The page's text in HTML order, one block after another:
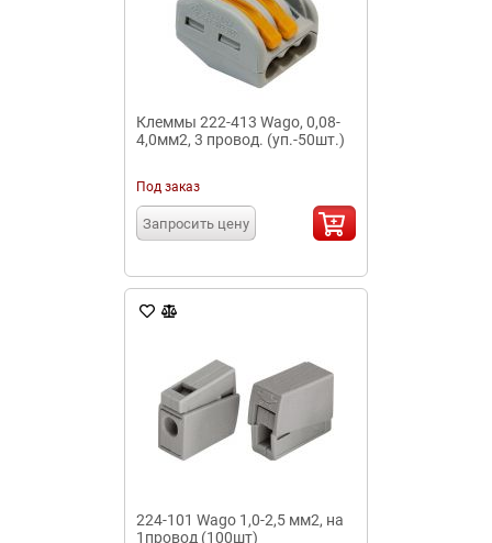
Клеммы 222-413 Wago, 0,08-
4,0мм2, 3 провод. (уп.-50шт.)
Под заказ
Запросить цену
224-101 Wago 1,0-2,5 мм2, на
1провод (100шт)